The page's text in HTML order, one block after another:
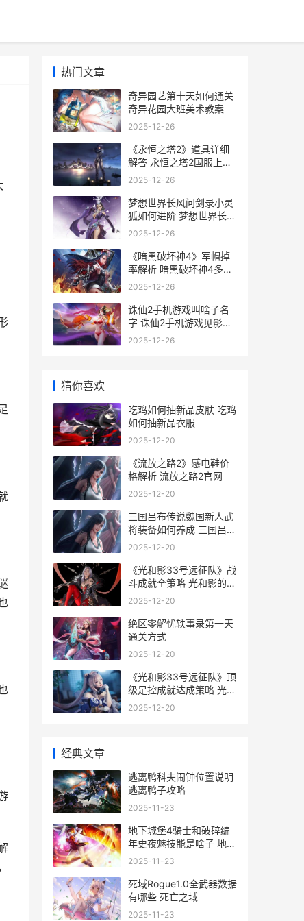
热门文章
奇异园艺第十天如何通关
奇异花园大班美术教案
2025-12-26
《永恒之塔2》道具详细
解答 永恒之塔2国服上线
时间
2025-12-26
梦想世界长风问剑录小灵
狐如何进阶 梦想世界长风
岛什么时候下雨呀
2025-12-26
《暗黑破坏神4》军帽掉
率解析 暗黑破坏神4多少
钱
2025-12-26
诛仙2手机游戏叫啥子名
字 诛仙2手机游戏见影灵
泉
2025-12-26
猜你喜欢
吃鸡如何抽新品皮肤 吃鸡
如何抽新品衣服
2025-12-20
《流放之路2》感电鞋价
格解析 流放之路2官网
2025-12-20
三国吕布传说魏国新人武
将装备如何养成 三国吕布
传说魏篇
2025-12-20
《光和影33号远征队》战
斗成就全策略 光和影的传
说第一集
2025-12-20
绝区零解忧轶事录第一天
通关方式
2025-12-20
《光和影33号远征队》顶
级足控成就达成策略 光和
影教材
2025-12-20
经典文章
逃离鸭科夫闹钟位置说明
逃离鸭子攻略
2025-11-23
地下城堡4骑士和破碎编
年史夜魅技能是啥子 地下
城堡4骑士与破碎编年史
2025-11-23
死域Rogue1.0全武器数据
有哪些 死亡之域
2025-11-23